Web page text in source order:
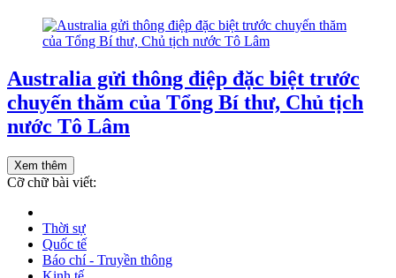
Australia gửi thông điệp đặc biệt trước
chuyến thăm của Tổng Bí thư, Chủ tịch
nước Tô Lâm
Xem thêm
Cỡ chữ bài viết:
Thời sự
Quốc tế
Báo chí - Truyền thông